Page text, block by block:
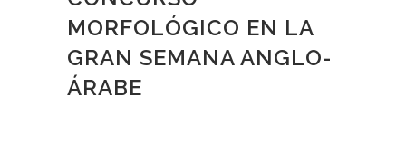
MORFOLÓGICO EN LA
GRAN SEMANA ANGLO-
ÁRABE